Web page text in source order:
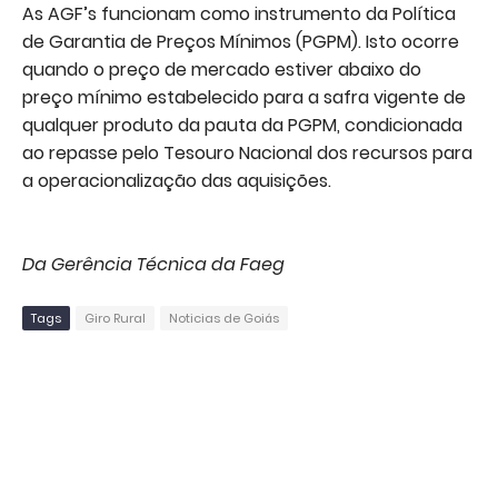
As AGF’s funcionam como instrumento da Política
de Garantia de Preços Mínimos (PGPM). Isto ocorre
quando o preço de mercado estiver abaixo do
preço mínimo estabelecido para a safra vigente de
qualquer produto da pauta da PGPM, condicionada
ao repasse pelo Tesouro Nacional dos recursos para
a operacionalização das aquisições.
Da Gerência Técnica da Faeg
Tags Giro Rural Noticias de Goiás